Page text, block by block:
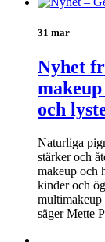
31 mar
Nyhet
och
Naturliga
stärker och
makeup och
kinder och
multimakeup
säger Mette